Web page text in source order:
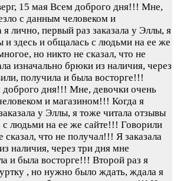
15 мая Всем доброго дня!!! Мне,
с данным человеком и
лично, первый раз заказала у Эллы, я
и здесь и общалась с людьми на ее же
но никто не сказал, что не
изначально брюки из наличия, через
получила и была восторге!!!
дня!!! Мне, девочки очень
и магазином!!! Когда я
у Эллы, я тоже читала отзывы
с людьми на ее же сайте!!! Говорили
сказал, что не получал!!! Я заказала
наличия, через три дня мне
и была восторге!!! Второй раз я
, но нужно было ждать, ждала я